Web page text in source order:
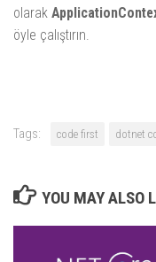
olarak
öyle çalıştırın.
Tags: code first dotnet
YOU MAY ALSO